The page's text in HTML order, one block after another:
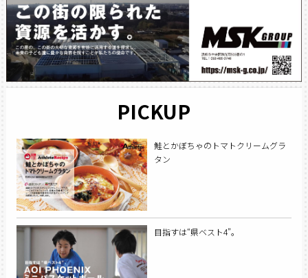
PICKUP
鮭とかぼちゃのトマトクリームグラ
タン
目指すは“県ベスト4”。